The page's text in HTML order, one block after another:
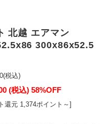
北越 エアマン
300x86x52.5
(税込)
(税込) 58%OFF
還元 1,374ポイント～]